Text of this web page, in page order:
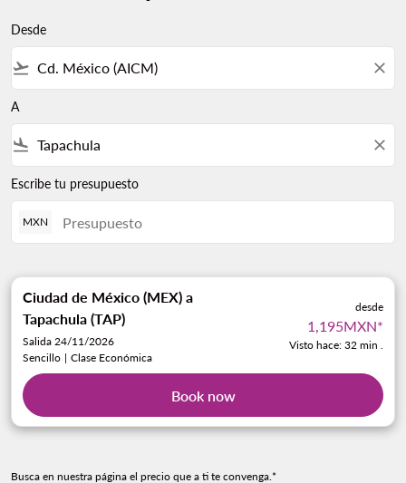
Desde
flight_takeoff close
A
flight_land close
Escribe tu presupuesto
MXN
Ciudad de México (MEX) a
Tapachula (TAP)
Salida 24/11/2026
Sencillo | Clase Económica
desde
1,195MXN*
Visto hace: 32 min .
Book now
Busca en nuestra página el precio que a ti te convenga.*